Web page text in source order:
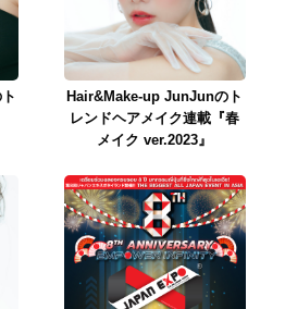
Hair&Make-up JunJunのト
レンドヘアメイク連載『春
メイク ver.2023』